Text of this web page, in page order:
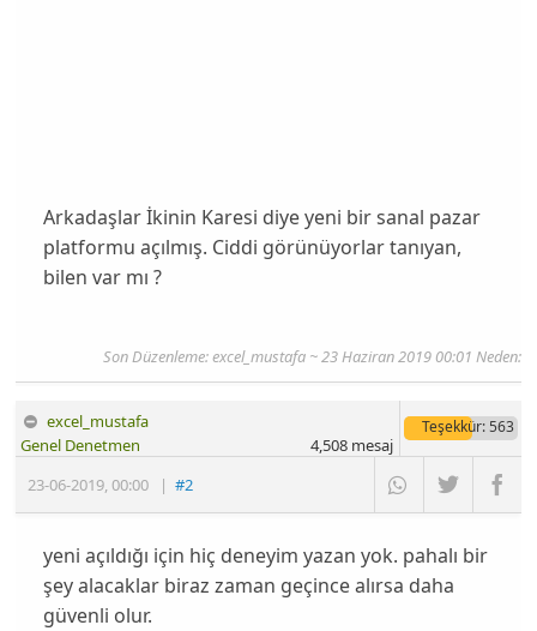
Arkadaşlar İkinin Karesi diye yeni bir sanal pazar
platformu açılmış. Ciddi görünüyorlar tanıyan,
bilen var mı ?
Son Düzenleme: excel_mustafa ~ 23 Haziran 2019 00:01 Neden:
excel_mustafa
23-06-2019,00:00 |#2
Genel Denetmen
Teşekkür: 563
4,508mesaj
yeni açıldığı için hiç deneyim yazan yok. pahalı bir
şey alacaklar biraz zaman geçince alırsa daha
güvenli olur.